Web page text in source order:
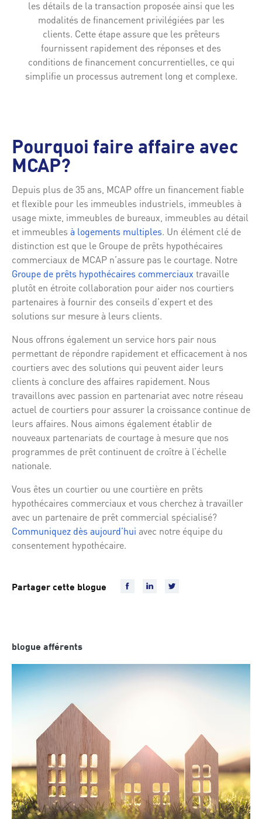
les détails de la transaction proposée ainsi que les
modalités de financement privilégiées par les
clients. Cette étape assure que les prêteurs
fournissent rapidement des réponses et des
conditions de financement concurrentielles, ce qui
simplifie un processus autrement long et complexe.
Pourquoi faire affaire avec
MCAP?
Depuis plus de 35 ans, MCAP offre un financement fiable
et flexible pour les immeubles industriels, immeubles à
usage mixte, immeubles de bureaux, immeubles au détail
et immeubles à logements multiples. Un élément clé de
distinction est que le Groupe de prêts hypothécaires
commerciaux de MCAP n’assure pas le courtage. Notre
Groupe de prêts hypothécaires commerciaux travaille
plutôt en étroite collaboration pour aider nos courtiers
partenaires à fournir des conseils d’expert et des
solutions sur mesure à leurs clients.
Nous offrons également un service hors pair nous
permettant de répondre rapidement et efficacement à nos
courtiers avec des solutions qui peuvent aider leurs
clients à conclure des affaires rapidement. Nous
travaillons avec passion en partenariat avec notre réseau
actuel de courtiers pour assurer la croissance continue de
leurs affaires. Nous aimons également établir de
nouveaux partenariats de courtage à mesure que nos
programmes de prêt continuent de croître à l’échelle
nationale.
Vous êtes un courtier ou une courtière en prêts
hypothécaires commerciaux et vous cherchez à travailler
avec un partenaire de prêt commercial spécialisé?
Communiquez dès aujourd’hui avec notre équipe du
consentement hypothécaire.
Partager cette blogue
blogue afférents